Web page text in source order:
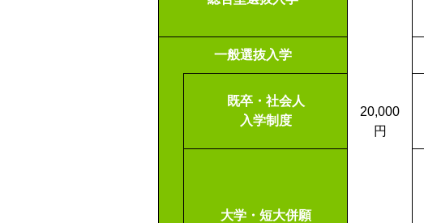
20,000
円
一般選抜入学
既卒・社会人
入学制度
大学・短大併願